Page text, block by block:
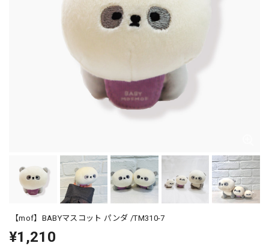
【mof】BABYマスコット パンダ /TM310-7
¥1,210